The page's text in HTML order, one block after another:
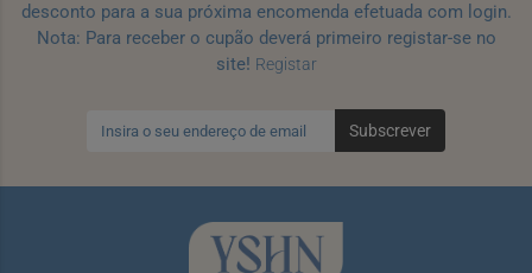
desconto para a sua próxima encomenda efetuada com login.
Nota: Para receber o cupão deverá primeiro registar-se no
site! Registar
Subscrever